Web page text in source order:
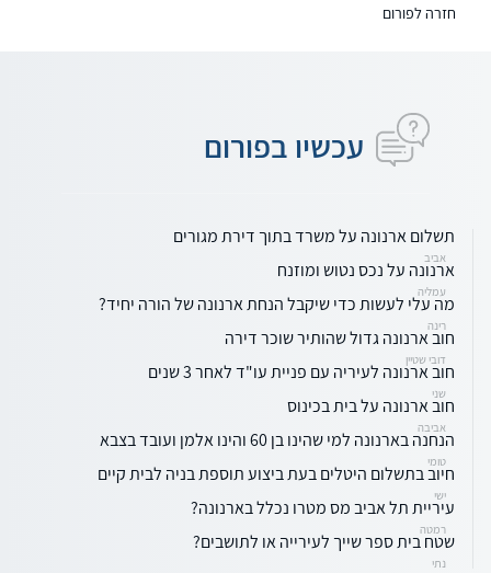
חזרה לפורום
עכשיו בפורום
תשלום ארנונה על משרד בתוך דירת מגורים
אביב
ארנונה על נכס נטוש ומוזנח
עמליה
מה עלי לעשות כדי שיקבל הנחת ארנונה של הורה יחיד?
רינה
חוב ארנונה גדול שהותיר שוכר דירה
דובי שטיין
חוב ארנונה לעיריה עם פניית עו"ד לאחר 3 שנים
שני
חוב ארנונה על בית בכינוס
אביבה
הנחנה בארנונה למי שהינו בן 60 והינו אלמן ועובד בצבא
טומי
חיוב בתשלום היטלים בעת ביצוע תוספת בניה לבית קיים
ישי
עיריית תל אביב מס מטרו נכלל בארנונה?
רמטה
שטח בית ספר שייך לעירייה או לתושבים?
נתי